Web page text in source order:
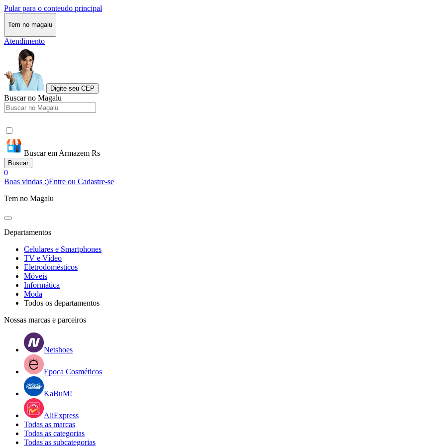
Pular para o conteudo principal
Tem no magalu
Atendimento
Digite seu CEP
Buscar no Magalu
Buscar em Armazem Rs
Buscar
0
Boas vindas :)Entre ou Cadastre-se
Tem no Magalu
Departamentos
Celulares e Smartphones
TV e Vídeo
Eletrodomésticos
Móveis
Informática
Moda
Todos os departamentos
Nossas marcas e parceiros
Netshoes
Epoca Cosméticos
KaBuM!
AliExpress
Todas as marcas
Todas as categorias
Todas as subcategorias